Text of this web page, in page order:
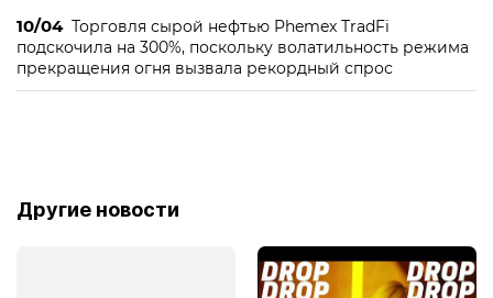
10/04 Торговля сырой нефтью Phemex TradFi
подскочила на 300%, поскольку волатильность режима
прекращения огня вызвала рекордный спрос
Другие новости